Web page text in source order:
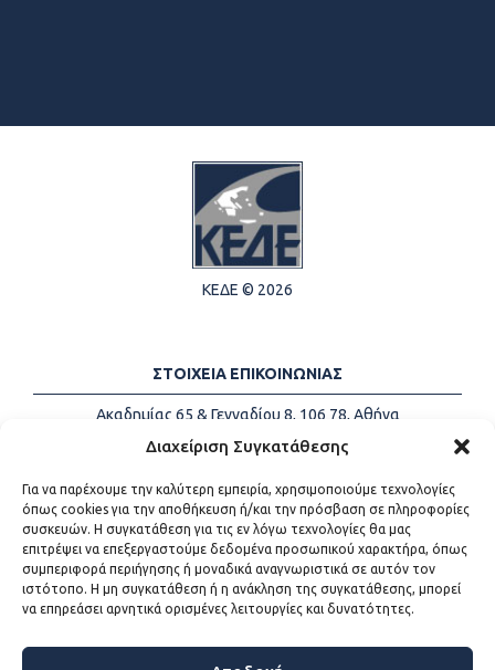
Διαχείριση Συγκατάθεσης
Για να παρέχουμε την καλύτερη εμπειρία, χρησιμοποιούμε τεχνολογίες
όπως cookies για την αποθήκευση ή/και την πρόσβαση σε πληροφορίες
συσκευών. Η συγκατάθεση για τις εν λόγω τεχνολογίες θα μας
επιτρέψει να επεξεργαστούμε δεδομένα προσωπικού χαρακτήρα, όπως
συμπεριφορά περιήγησης ή μοναδικά αναγνωριστικά σε αυτόν τον
ιστότοπο. Η μη συγκατάθεση ή η ανάκληση της συγκατάθεσης, μπορεί
να επηρεάσει αρνητικά ορισμένες λειτουργίες και δυνατότητες.
ΚΕΔΕ © 2026
ΣΤΟΙΧΕΙΑ ΕΠΙΚΟΙΝΩΝΙΑΣ
Ακαδημίας 65 & Γενναδίου 8, 106 78, Αθήνα
Τηλέφωνα:
+30 213-2147500
Email:
info@kede.gr
ΧΡΗΣΙΜΟΙ ΣΥΝΔΕΣΜΟΙ
Η ΚΕΔΕ
Sitemap